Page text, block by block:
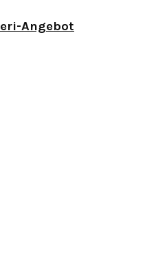
Angebot